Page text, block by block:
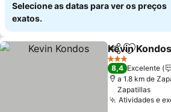
Selecione as datas para ver os preços
exatos.
Partilhar
Kevin Kondos
3 Estrelas
8,4 Excelente
a 1.8 km de
Zapatillas
Atividades e